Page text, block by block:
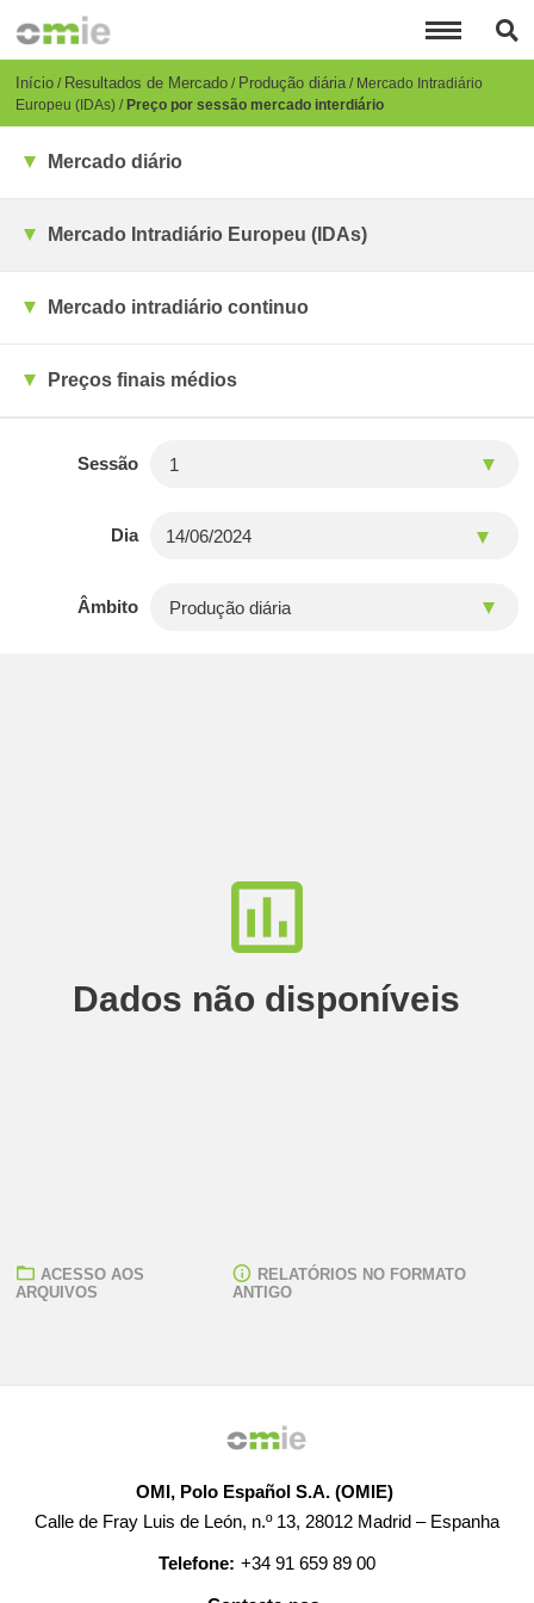
para
conteúdo
principal
Breadcrumb
Início Resultados de Mercado Produção diária Mercado Intradiário
Europeu (IDAs) Preço por sessão mercado interdiário
Mercado diário
Mercado Intradiário Europeu (IDAs)
Mercado intradiário continuo
Preços finais médios
Sessão
Dia
Âmbito
Dados não disponíveis
ACESSO AOS
ARQUIVOS
RELATÓRIOS NO FORMATO
ANTIGO
OMI, Polo Español S.A. (OMIE)
Calle de Fray Luis de León, n.º 13, 28012 Madrid – Espanha
Telefone: +34 91 659 89 00